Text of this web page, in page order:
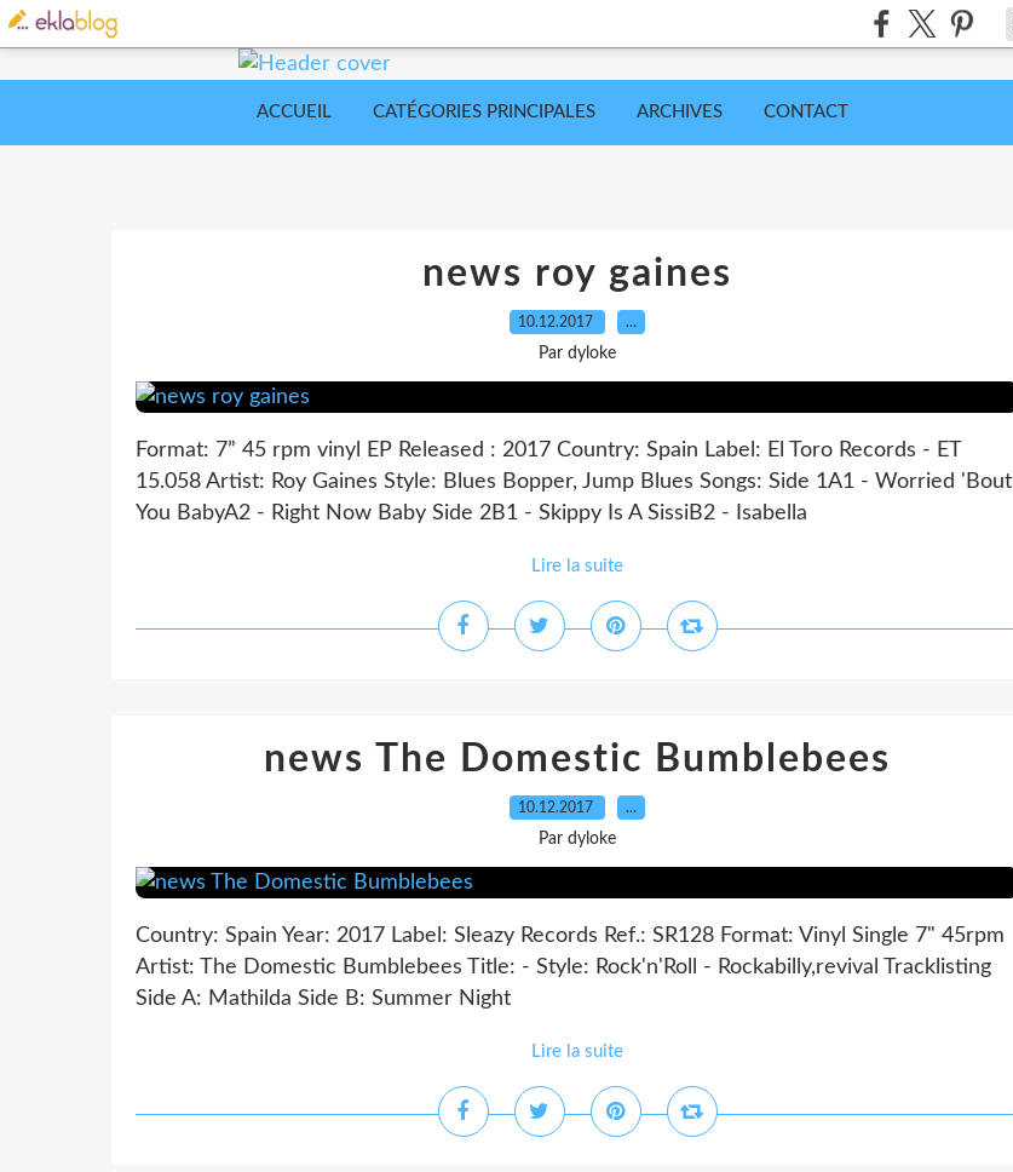
ACCUEIL CATÉGORIES PRINCIPALES ARCHIVES CONTACT
news roy gaines
10.12.2017 …
Par dyloke
Format: 7” 45 rpm vinyl EP Released : 2017 Country: Spain Label: El Toro Records - ET
15.058 Artist: Roy Gaines Style: Blues Bopper, Jump Blues Songs: Side 1A1 - Worried 'Bout
You BabyA2 - Right Now Baby Side 2B1 - Skippy Is A SissiB2 - Isabella
Lire la suite
news The Domestic Bumblebees
10.12.2017 …
Par dyloke
Country: Spain Year: 2017 Label: Sleazy Records Ref.: SR128 Format: Vinyl Single 7" 45rpm
Artist: The Domestic Bumblebees Title: - Style: Rock'n'Roll - Rockabilly,revival Tracklisting
Side A: Mathilda Side B: Summer Night
Lire la suite